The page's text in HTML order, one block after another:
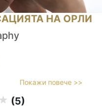
НА ОРЛИ
Покажи повече >>
(5)